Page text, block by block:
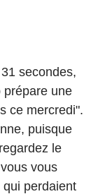
secondes,
prépare une
ce mercredi".
puisque
le
vous
perdaient